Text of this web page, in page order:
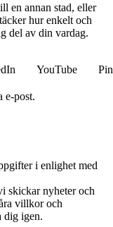
en annan stad, eller
hur enkelt och
del av din vardag.
YouTube
e-post.
i enlighet med
skickar nyheter och
villkor och
dig igen.